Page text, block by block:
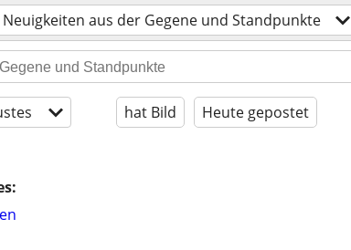
Neuigkeiten aus der Gegene und Standpunkte
hat Bild Heute gepostet